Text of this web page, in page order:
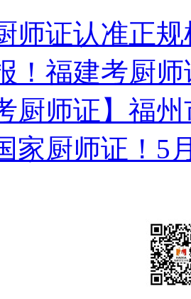
师证认准正
！福建考厨
厨师证】福
家厨师证！5